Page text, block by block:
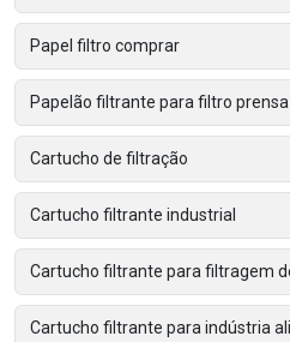
Papel filtro comprar
Papelão filtrante para filtro prensa
Cartucho de filtração
Cartucho filtrante industrial
Cartucho filtrante para filtragem
Cartucho filtrante para indústria